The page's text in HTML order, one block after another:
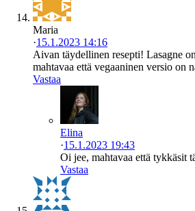
Maria
·15.1.2023 14:16
Aivan täydellinen resepti! Lasagne
mahtavaa että vegaaninen versio on
Vastaa
Elina
·15.1.2023 19:43
Oi jee, mahtavaa että tykkäsit
Vastaa